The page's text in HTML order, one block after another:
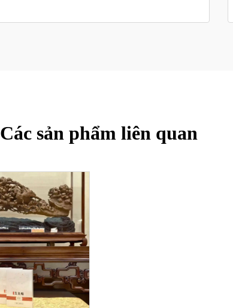
Các sản phẩm liên quan